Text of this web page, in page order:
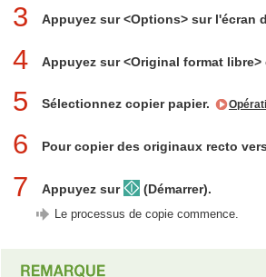
3 Appuyez sur <Options> sur l'écran
4 Appuyez sur <Original format libre>
5 Sélectionnez copier papier.
6 Pour copier des originaux recto
7 Appuyez sur (Démarrer).
Le processus de copie commence.